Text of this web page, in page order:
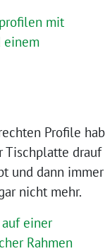
Profile
Tischplatte
und dann
nicht mehr.